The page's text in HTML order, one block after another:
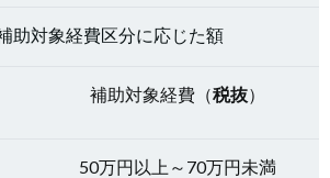
助対象経費区分に応じた額
補助対象経費（税抜）
50万円以上～70万円未満